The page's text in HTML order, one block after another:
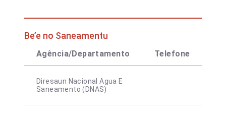
Be’e no Saneamentu
Agência/Departamento Telefone
Diresaun Nacional Agua E
Saneamento (DNAS)